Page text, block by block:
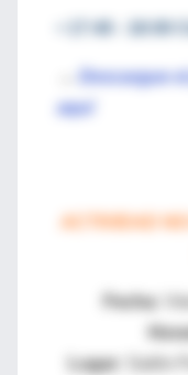
• 17:40 - 18:00
Descargue
aquí
Fecha:
Lugar: